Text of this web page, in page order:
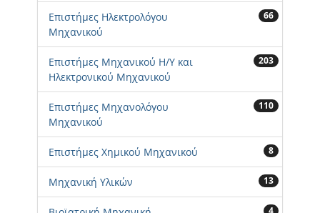
Επιστήμες Ηλεκτρολόγου
Μηχανικού
66
Επιστήμες Μηχανικού Η/Υ και
Ηλεκτρονικού Μηχανικού
203
Επιστήμες Μηχανολόγου
Μηχανικού
110
Επιστήμες Χημικού Μηχανικού 8
Μηχανική Υλικών 13
4